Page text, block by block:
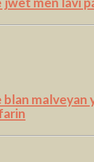
blan malveyan